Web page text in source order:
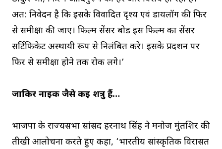
अत: निवेदन है कि इसके विवादित दृश्य एवं डायलॉग की फिर
से समीक्षा की जाए। फिल्म सेंसर बोर्ड इस फिल्म का सेंसर
सर्टिफिकेट अस्थायी रूप से निलंबित करे। इसके प्रदर्शन पर
फिर से समीक्षा होने तक रोक लगे।’
जाकिर नाइक जैसे कई शत्रु हैं…
भाजपा के राज्यसभा सांसद हरनाथ सिंह ने मनोज मुंतशिर की
तीखी आलोचना करते हुए कहा, ‘भारतीय सांस्कृतिक विरासत